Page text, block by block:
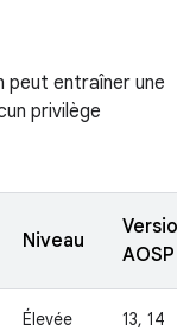
peut entraîner une
privilège
Niveau
AOSP
Élevée 13, 14